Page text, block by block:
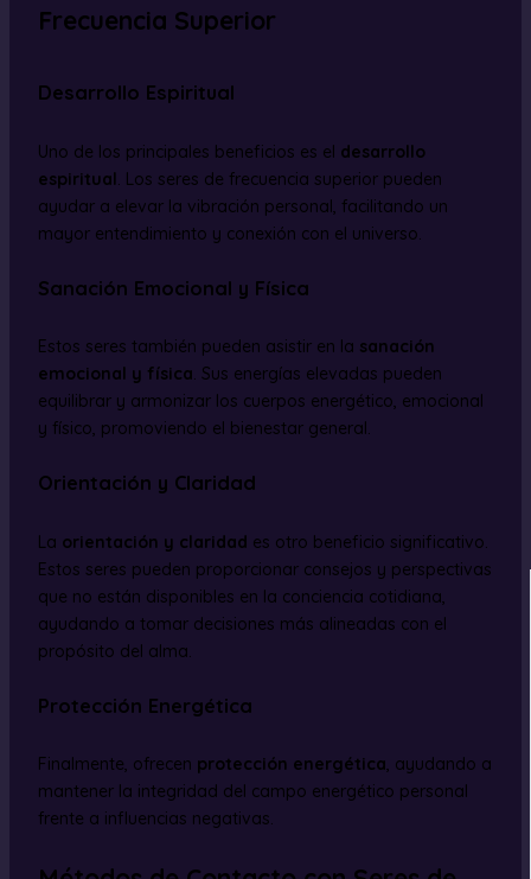
Frecuencia Superior
Desarrollo Espiritual
Uno de los principales beneficios es el desarrollo
espiritual. Los seres de frecuencia superior pueden
ayudar a elevar la vibración personal, facilitando un
mayor entendimiento y conexión con el universo.
Sanación Emocional y Física
Estos seres también pueden asistir en la sanación
emocional y física. Sus energías elevadas pueden
equilibrar y armonizar los cuerpos energético, emocional
y físico, promoviendo el bienestar general.
Orientación y Claridad
La orientación y claridad es otro beneficio significativo.
Estos seres pueden proporcionar consejos y perspectivas
que no están disponibles en la conciencia cotidiana,
ayudando a tomar decisiones más alineadas con el
propósito del alma.
Protección Energética
Finalmente, ofrecen protección energética, ayudando a
mantener la integridad del campo energético personal
frente a influencias negativas.